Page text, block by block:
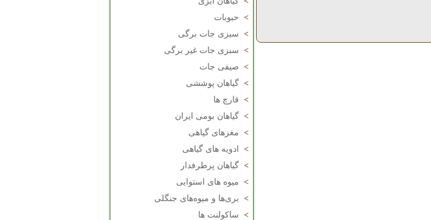
> حبوبات
> سبزی جات برگی
> سبزی جات غیر برگی
> صیفی جات
> گیاهان پوششی
> قارچ ها
> گیاهان بومی ایران
> مغزهای گیاهی
>
ادویه های گیاهی
> گیاهان پرطرفدار
> میوه های استوایی
> بری‌ها و میوه‌های جنگلی
> ساکولنت ها